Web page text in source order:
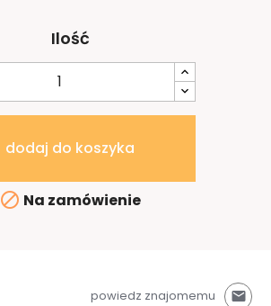
Ilość
dodaj do koszyka
 Na zamówienie
powiedz znajomemu mail